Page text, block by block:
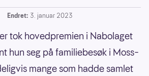
Endret: 3. januar 2023
tok hovedpremien i Nabolaget
hun seg på familiebesøk i Moss–
mange som hadde samlet